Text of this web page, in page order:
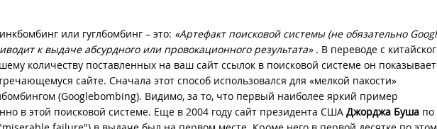
или гуглбомбинг – это: «Артефакт поисковой системы (не обязательно
к выдаче абсурдного или провокационного результата» . В переводе с
количеству поставленных на ваш сайт ссылок в поисковой системе он
сайте. Сначала этот способ использовался для «мелкой пакости»
(Googlebombing). Видимо, за то, что первый наиболее яркий пример
в этой поисковой системе. Еще в 2004 году сайт президента США Джорджа Буша по